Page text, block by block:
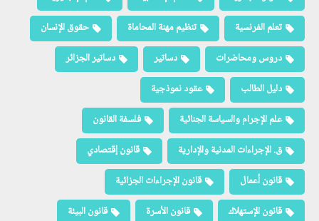
تعلم الفرنسية
تنظيم مهنة المحاماة
حقوق الإنسان
دروس ومحاضرات
دساتير
دساتير الجزائر
دليل الطالب
عقود نموذجية
علم الإجرام والسياسة الجنائية
فلسفة القانون
ق. الإجراءات المدنية والإدارية
قانون إقتصادي
قانون أعمال
قانون الإجراءات الجزائية
قانون الإستهلاك
قانون الأسرة
قانون البيئة